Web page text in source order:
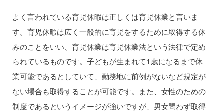
よく言われている育児休暇は正しくは育児休業と言いま
す。育児休暇は広く一般的に育児をするために取得する休
みのことをいい、育児休業は育児休業法という法律で定め
られているものです。子どもが生まれて1歳になるまで休
業可能であるとしていて、勤務地に前例がないなど規定が
ない場合も取得することが可能です。また、女性のための
制度であるというイメージが強いですが、男女問わず取得